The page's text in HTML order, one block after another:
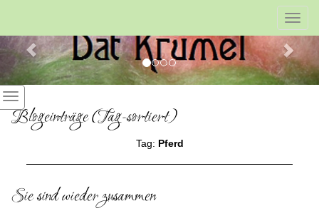
Blogeinträge (Tag-sortiert)
Tag: Pferd
Sie sind wieder zusammen